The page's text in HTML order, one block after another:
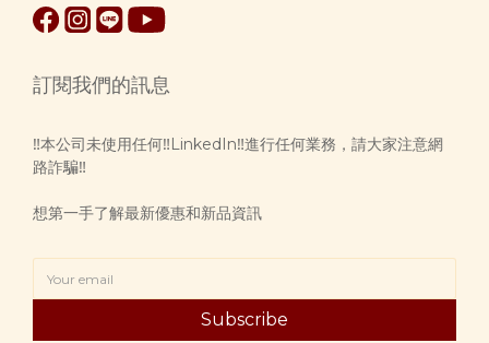
訂閱我們的訊息
‼️本公司未使用任何‼️LinkedIn‼️進行任何業務，請大家注意網
路詐騙‼️
想第一手了解最新優惠和新品資訊
Subscribe